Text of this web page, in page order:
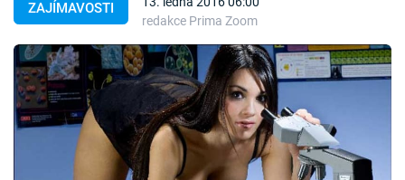
Témata
Témata
Pořady
ZAJÍMAVOSTI
redakce Prima Zoom